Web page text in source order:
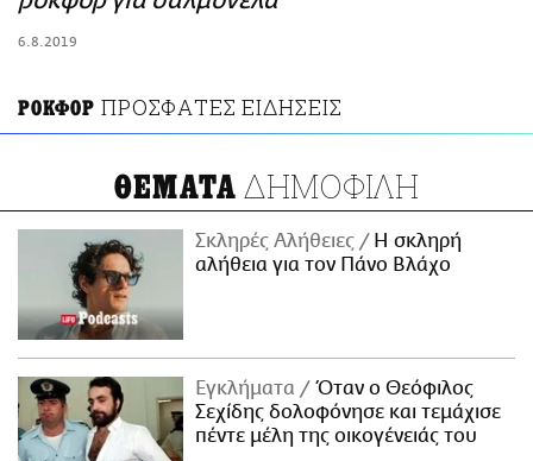
6.8.2019
ΡΟΚΦΟΡ ΠΡΟΣΦΑΤΕΣ ΕΙΔΗΣΕΙΣ
ΘΕΜΑΤΑ ΔΗΜΟΦΙΛΗ
Σκληρές Αλήθειες
H σκληρή
αλήθεια για τον Πάνο Βλάχο
Εγκλήματα
Όταν ο Θεόφιλος
Σεχίδης δολοφόνησε και τεμάχισε
πέντε μέλη της οικογένειάς του